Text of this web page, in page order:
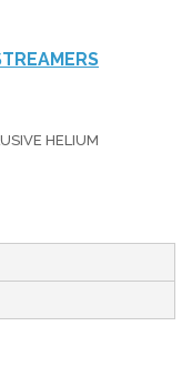
HELIUM